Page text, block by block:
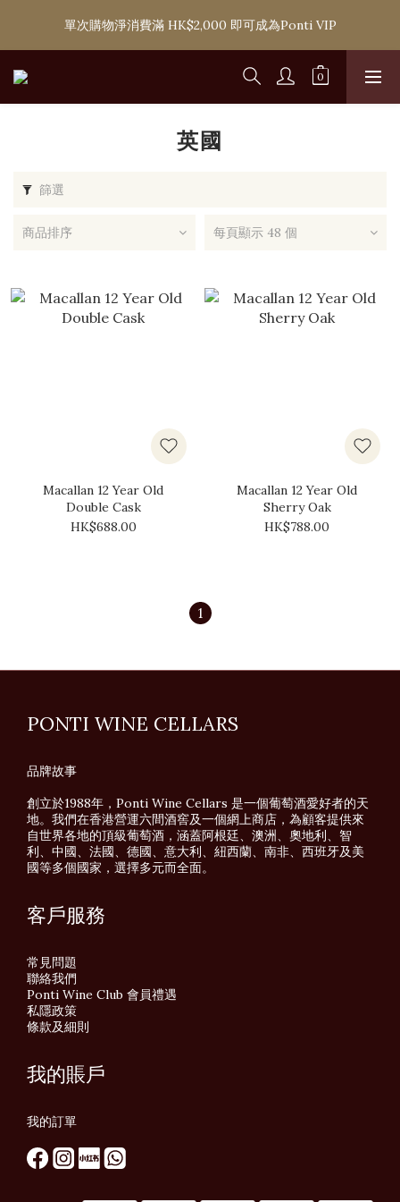
購滿 HK$1,800 即可享香港本地免費送貨服務，或選擇於6間分店
免費自取
單次購物淨消費滿 HK$2,000 即可成為Ponti VIP
購滿 HK$1,800 即可享香港本地免費送貨服務，或選擇於6間分店
英國
篩選
商品排序 每頁顯示 48 個
Macallan 12 Year Old
Double Cask
HK$688.00
Macallan 12 Year Old
Sherry Oak
HK$788.00
1
PONTI WINE CELLARS
品牌故事
創立於1988年，Ponti Wine Cellars 是一個葡萄酒愛好者的天
地。我們在香港營運六間酒窖及一個網上商店，為顧客提供來
自世界各地的頂級葡萄酒，涵蓋阿根廷、澳洲、奧地利、智
利、中國、法國、德國、意大利、紐西蘭、南非、西班牙及美
國等多個國家，選擇多元而全面。
客戶服務
常見問題
聯絡我們
Ponti Wine Club 會員禮遇
私隱政策
條款及細則
我的賬戶
我的訂單